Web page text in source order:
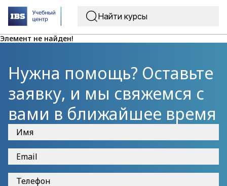
Элемент не найден!
Нужна помощь? Оставьте
заявку, и мы свяжемся с
вами в ближайшее время